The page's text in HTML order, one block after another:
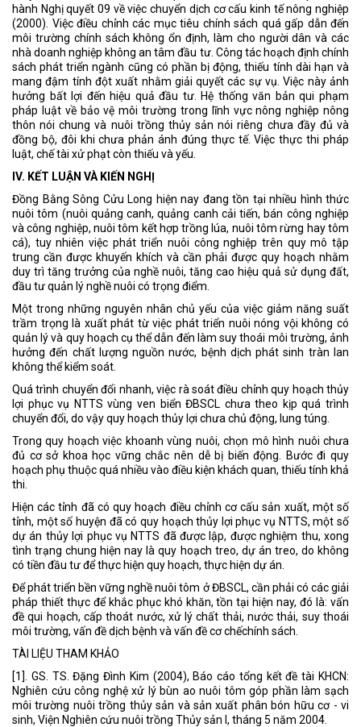
hành Nghị quyết 09 về việc chuyển dịch cơ cấu kinh tế nông nghiệp
(2000). Việc điều chỉnh các mục tiêu chính sách quá gấp dẫn đến
môi trường chính sách không ổn định, làm cho người dân và các
nhà doanh nghiệp không an tâm đầu tư. Công tác hoạch định chính
sách phát triển ngành cũng có phần bị động, thiếu tính dài hạn và
mang đậm tính đột xuất nhằm giải quyết các sự vụ. Việc này ảnh
hưởng bất lợi đến hiệu quả đầu tư. Hệ thống văn bản qui phạm
pháp luật về bảo vệ môi trường trong lĩnh vực nông nghiệp nông
thôn nói chung và nuôi trồng thủy sản nói riêng chưa đầy đủ và
đồng bộ, đôi khi chưa phản ánh đúng thực tế. Việc thực thi pháp
luật, chế tài xử phạt còn thiếu và yếu.
IV. KẾT LUẬN VÀ KIẾN NGHỊ
Đồng Bằng Sông Cửu Long hiện nay đang tồn tại nhiều hình thức
nuôi tôm (nuôi quảng canh, quảng canh cải tiến, bán công nghiệp
và công nghiệp, nuôi tôm kết hợp trồng lúa, nuôi tôm rừng hay tôm
cá), tuy nhiên việc phát triển nuôi công nghiệp trên quy mô tập
trung cần được khuyến khích và cần phải được quy hoạch nhằm
duy trì tăng trưởng của nghề nuôi, tăng cao hiệu quả sử dụng đất,
đầu tư quản lý nghề nuôi có trọng điểm.
Một trong những nguyên nhân chủ yếu của việc giảm năng suất
trầm trọng là xuất phát từ việc phát triển nuôi nóng vội không có
quản lý và quy hoạch cụ thể dẫn đến làm suy thoái môi trường, ảnh
hưởng đến chất lượng nguồn nước, bệnh dịch phát sinh tràn lan
không thể kiểm soát.
Quá trình chuyển đổi nhanh, việc rà soát điều chỉnh quy hoạch thủy
lợi phục vụ NTTS vùng ven biển ĐBSCL chưa theo kịp quá trình
chuyển đổi, do vậy quy hoạch thủy lợi chưa chủ động, lung túng.
Trong quy hoạch việc khoanh vùng nuôi, chọn mô hình nuôi chưa
đủ cơ sở khoa học vững chắc nên dễ bị biến động. Bước đi quy
hoạch phụ thuộc quá nhiều vào điều kiện khách quan, thiếu tính khả
thi.
Hiện các tỉnh đã có quy hoạch điều chỉnh cơ cấu sản xuất, một số
tỉnh, một số huyện đã có quy hoạch thủy lợi phục vụ NTTS, một số
dự án thủy lợi phục vụ NTTS đã được lập, được nghiệm thu, xong
tình trạng chung hiện nay là quy hoạch treo, dự án treo, do không
có tiền đầu tư để thực hiện quy hoạch, thực hiện dự án.
Để phát triển bền vững nghề nuôi tôm ở ĐBSCL, cần phải có các giải
pháp thiết thực để khắc phục khó khăn, tồn tại hiện nay, đó là: vấn
đề qui hoạch, cấp thoát nước, xử lý chất thải, nước thải, suy thoái
môi trường, vấn đề dịch bệnh và vấn đề cơ chếchính sách.
TÀI LIỆU THAM KHẢO
[1]. GS. TS. Đặng Đình Kim (2004), Báo cáo tổng kết đề tài KHCN:
Nghiên cứu công nghệ xử lý bùn ao nuôi tôm góp phần làm sạch
môi trường nuôi trồng thủy sản và sản xuất phân bón hữu cơ - vi
sinh, Viện Nghiên cứu nuôi trồng Thủy sản I, tháng 5 năm 2004.